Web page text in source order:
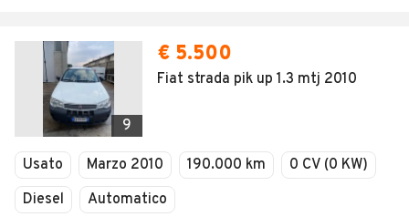
9
€ 5.500
Fiat strada pik up 1.3 mtj 2010
Usato Marzo 2010 190.000 km
0 CV (0 KW)
Diesel
Automatico